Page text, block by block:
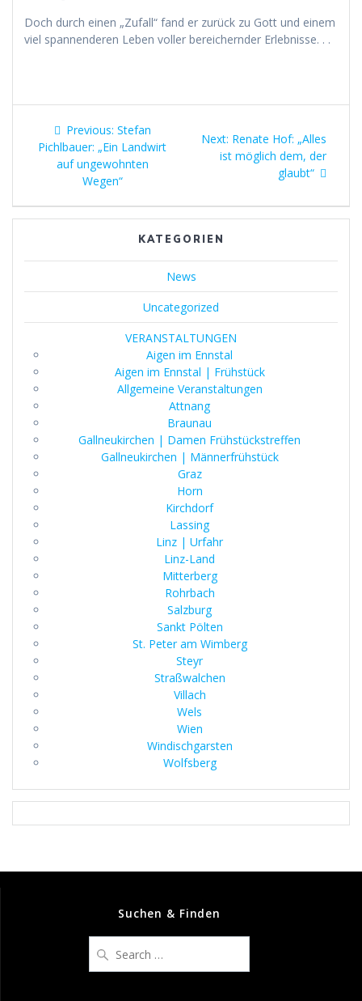
Doch durch einen „Zufall“ fand er zurück zu Gott und einem
viel spannenderen Leben voller bereichernder Erlebnisse. . .
Beitragsnavigation
Previous: Previous
post:
Stefan
Pichlbauer: „Ein Landwirt
auf ungewohnten
Wegen“
Next: Next
post:
Renate Hof: „Alles
ist möglich dem, der
glaubt“
KATEGORIEN
News
Uncategorized
VERANSTALTUNGEN
Aigen im Ennstal
Aigen im Ennstal | Frühstück
Allgemeine Veranstaltungen
Attnang
Braunau
Gallneukirchen | Damen Frühstückstreffen
Gallneukirchen | Männerfrühstück
Graz
Horn
Kirchdorf
Lassing
Linz | Urfahr
Linz-Land
Mitterberg
Rohrbach
Salzburg
Sankt Pölten
St. Peter am Wimberg
Steyr
Straßwalchen
Villach
Wels
Wien
Windischgarsten
Wolfsberg
Suchen & Finden
for: